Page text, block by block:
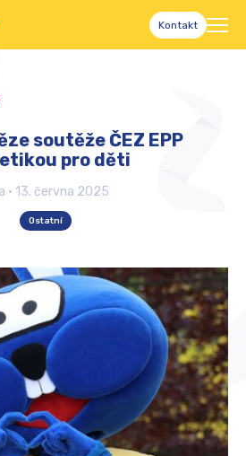
Kontakt
soutěže ČEZ EPP
pro děti
• 13. června 2025
Ostatní